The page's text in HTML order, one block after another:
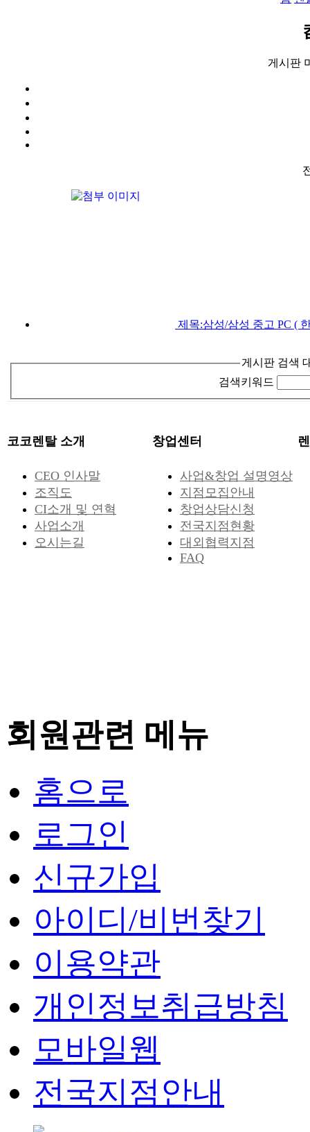
게시판
제목:삼성/삼성 중고 PC (
게시판 검색
검색키워드
코코렌탈 소개
CEO 인사말
조직도
CI소개 및 연혁
사업소개
오시는길
창업센터
사업&창업 설명영상
지점모집안내
창업상담신청
전국지점현황
대외협력지점
FAQ
회원관련 메뉴
홈으로
로그인
신규가입
아이디/비번찾기
이용약관
개인정보취급방침
모바일웹
전국지점안내